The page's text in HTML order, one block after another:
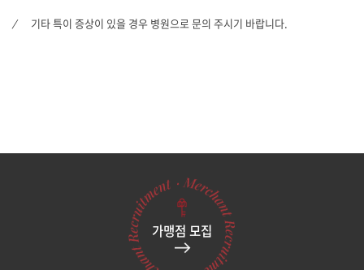
기타 특이 증상이 있을 경우 병원으로 문의 주시기 바랍니다.
가맹점 모집